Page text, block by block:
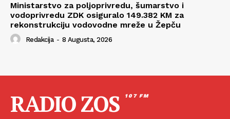
Ministarstvo za poljoprivredu, šumarstvo i
vodoprivredu ZDK osiguralo 149.382 KM za
rekonstrukciju vodovodne mreže u Žepču
Redakcija - 8 Augusta, 2026
RADIO ZOS 107 FM